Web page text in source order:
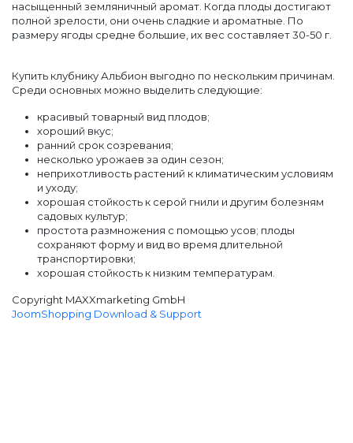
насыщенный земляничный аромат. Когда плоды достигают
полной зрелости, они очень сладкие и ароматные. По
размеру ягоды средне большие, их вес составляет 30-50 г.
Купить клубнику Альбион выгодно по нескольким причинам.
Среди основных можно выделить следующие:
красивый товарный вид плодов;
хороший вкус;
ранний срок созревания;
несколько урожаев за один сезон;
неприхотливость растений к климатическим условиям
и уходу;
хорошая стойкость к серой гнили и другим болезням
садовых культур;
простота размножения с помощью усов; плоды
сохраняют форму и вид во время длительной
транспортировки;
хорошая стойкость к низким температурам.
Copyright MAXXmarketing GmbH
JoomShopping Download & Support